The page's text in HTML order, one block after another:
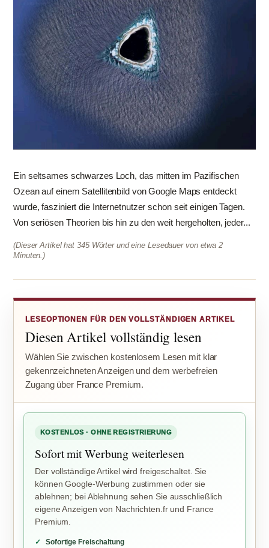
Ein seltsames schwarzes Loch, das mitten im Pazifischen
Ozean auf einem Satellitenbild von Google Maps entdeckt
wurde, fasziniert die Internetnutzer schon seit einigen Tagen.
Von seriösen Theorien bis hin zu den weit hergeholten, jeder...
(Dieser Artikel hat 345 Wörter und eine Lesedauer von etwa 2
Minuten.)
LESEOPTIONEN FÜR DEN VOLLSTÄNDIGEN ARTIKEL
Diesen Artikel vollständig lesen
Wählen Sie zwischen kostenlosem Lesen mit klar
gekennzeichneten Anzeigen und dem werbefreien
Zugang über France Premium.
KOSTENLOS · OHNE REGISTRIERUNG
Sofort mit Werbung weiterlesen
Der vollständige Artikel wird freigeschaltet. Sie
können Google-Werbung zustimmen oder sie
ablehnen; bei Ablehnung sehen Sie ausschließlich
eigene Anzeigen von Nachrichten.fr und France
Premium.
Sofortige Freischaltung